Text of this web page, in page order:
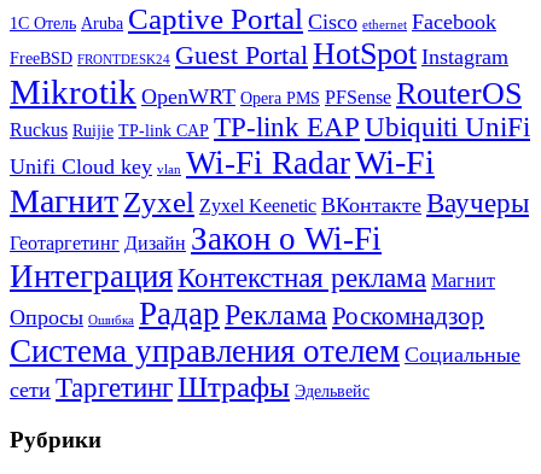
1С Отель Aruba Captive Portal Cisco ethernet Facebook
FreeBSD FRONTDESK24 Guest Portal HotSpot Instagram
Mikrotik OpenWRT Opera PMS PFSense RouterOS
Ruckus Ruijie TP-link CAP TP-link EAP Ubiquiti UniFi
Unifi Cloud key vlan Wi-Fi RadarWi-Fi
МагнитZyxel Zyxel Keenetic ВКонтакте Ваучеры
Геотаргетинг Дизайн Закон о Wi-Fi
ИнтеграцияКонтекстная реклама Магнит
Опросы Ошибка РадарРеклама Роскомнадзор
Система управления отелем Социальные
сети ТаргетингШтрафы Эдельвейс
Рубрики